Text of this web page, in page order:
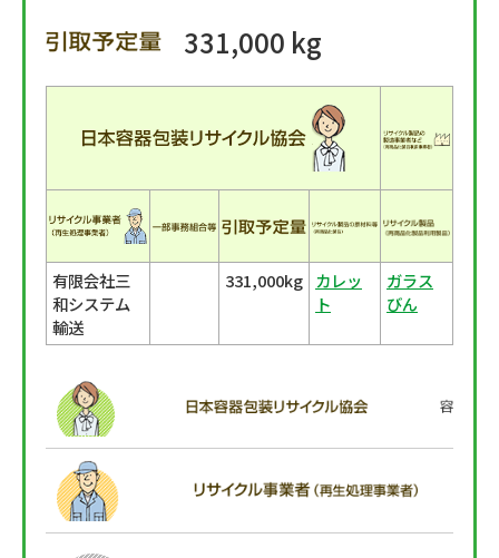
331,000 kg
有限会社三
和システム
輸送
331,000kg カレッ
ト
ガラス
びん